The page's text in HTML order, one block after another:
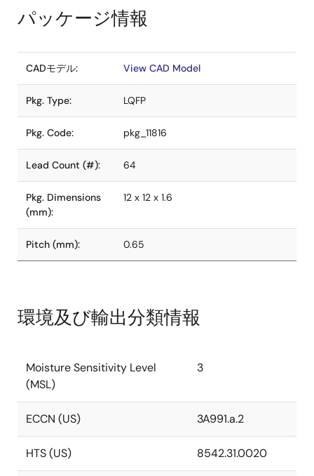
パッケージ情報
CADモデル: View CAD Model
Pkg. Type: LQFP
Pkg. Code: pkg_11816
Lead Count (#): 64
Pkg. Dimensions
(mm):
12 x 12 x 1.6
Pitch (mm): 0.65
環境及び輸出分類情報
Moisture Sensitivity Level
(MSL)
3
ECCN (US) 3A991.a.2
HTS (US) 8542.31.0020